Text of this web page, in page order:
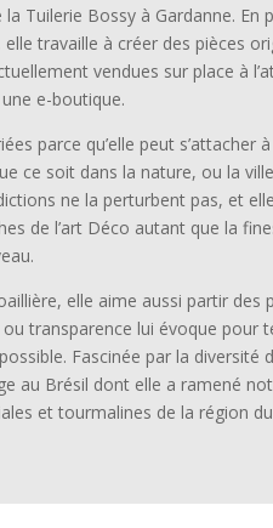
Tuilerie Bossy à Gardanne. En
travaille à créer des pièces
vendues sur place à
e-boutique.
parce qu’elle peut s’attacher
ce soit dans la nature, ou la
ne la perturbent pas, et
de l’art Déco autant que la
elle aime aussi partir des
transparence lui évoque pour
Fascinée par la diversité
au Brésil dont elle a ramené
et tourmalines de la région